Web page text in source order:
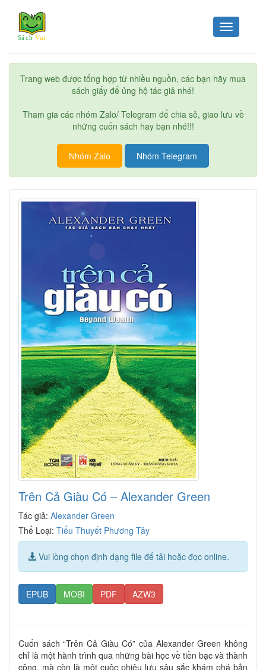
Toggle
navigation
Trang web được tổng hợp từ nhiều nguồn, các bạn hãy mua
sách giấy để ủng hộ tác giả nhé!
Tham gia các nhóm Zalo/ Telegram để chia sẻ, giao lưu về
những cuốn sách hay bạn nhé!!!
Nhóm Zalo Nhóm Telegram
Trên Cả Giàu Có – Alexander Green
Tác giả: Alexander Green
Thể Loại: Tiểu Thuyết Phương Tây
Vui lòng chọn định dạng file để tải hoặc đọc online.
EPUB MOBI PDF AZW3
Cuốn sách “Trên Cả Giàu Có” của Alexander Green không
chỉ là một hành trình qua những bài học về tiền bạc và thành
công, mà còn là một cuộc phiêu lưu sâu sắc khám phá bản